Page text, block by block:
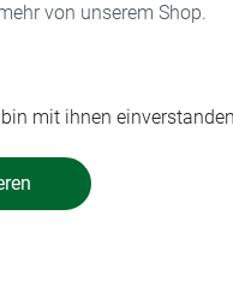
von unserem Shop.
mit ihnen